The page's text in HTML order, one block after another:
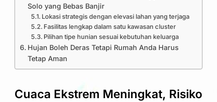
Solo yang Bebas Banjir
Lokasi strategis dengan elevasi lahan yang terjaga
Fasilitas lengkap dalam satu kawasan cluster
Pilihan tipe hunian sesuai kebutuhan keluarga
Hujan Boleh Deras Tetapi Rumah Anda Harus
Tetap Aman
Cuaca Ekstrem Meningkat, Risiko